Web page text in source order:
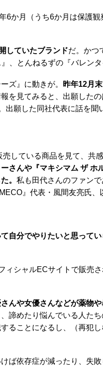
か月（うち6か月は保護
していたブランドだ。かつ
、とんねるずの『バレン
ズ』に動きが。
昨年12月
を見てみると、出願した
願した同社代表に話を聞
している商品を見て、共
さんや『マキシマム ザ
。 私も田代さんのファン
』代表・風間友亮氏、
自分でやりたいと思って
シャルECサイトで販売さ
んや女優さんなどが薬物
諦めたり悩んでいる人た
ることになるし、（再犯
ば依存症が減ったり、失